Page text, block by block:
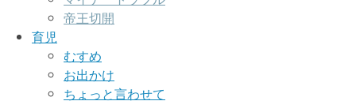
帝王切開
育児
むすめ
お出かけ
ちょっと言わせて